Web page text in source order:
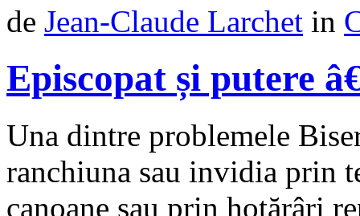
de Jean-Claude Larchet in
Episcopat și putere
Una dintre problemele
ranchiuna sau invidia prin
canoane sau prin hotărâri